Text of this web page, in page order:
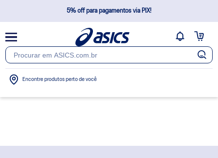
5% off para pagamentos via PIX!
Frete Grátis Brasil*
Não cobramos taxas extras após a confirmação do pedido
Encontre produtos perto de você